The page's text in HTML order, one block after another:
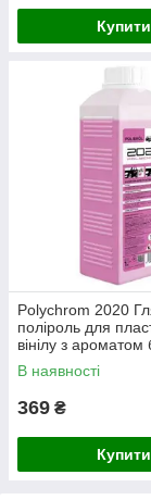
Купити
Polychrom 2020
поліроль для
вінілу з ароматом
"POLYROLE
В наявності
369 ₴
Купити